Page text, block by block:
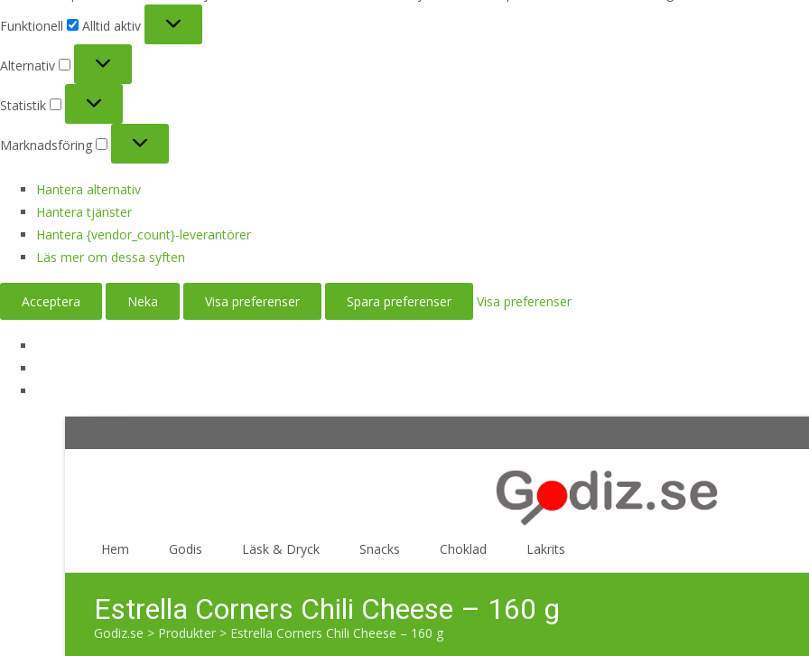
Funktionell
Alltid aktiv
Alternativ
Alternativ
Statistik
Statistik
Marknadsföring
Marknadsföring
Hantera alternativ
Hantera tjänster
Hantera {vendor_count}-leverantörer
Läs mer om dessa syften
Acceptera Neka Visa preferenser Spara preferenser Visa preferenser
Hem Godis Läsk & Dryck Snacks Choklad Lakrits
Estrella Corners Chili Cheese – 160 g
Godiz.se > Produkter > Estrella Corners Chili Cheese – 160 g